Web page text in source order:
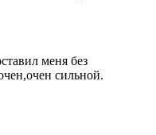
меня без
сильной.